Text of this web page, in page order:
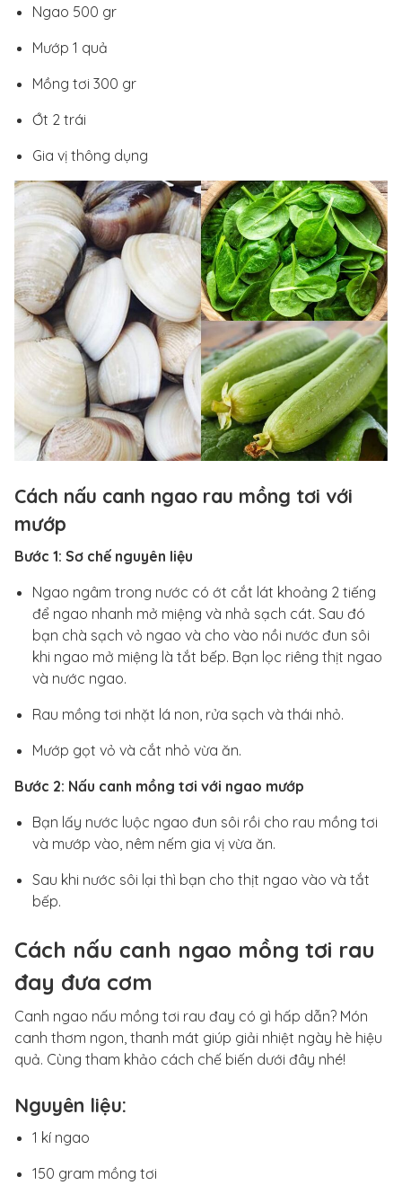
Ngao 500 gr
Mướp 1 quả
Mồng tơi 300 gr
Ớt 2 trái
Gia vị thông dụng
Cách nấu canh ngao rau mồng tơi với
mướp
Bước 1: Sơ chế nguyên liệu
Ngao ngâm trong nước có ớt cắt lát khoảng 2 tiếng
để ngao nhanh mở miệng và nhả sạch cát. Sau đó
bạn chà sạch vỏ ngao và cho vào nồi nước đun sôi
khi ngao mở miệng là tắt bếp. Bạn lọc riêng thịt ngao
và nước ngao.
Rau mồng tơi nhặt lá non, rửa sạch và thái nhỏ.
Mướp gọt vỏ và cắt nhỏ vừa ăn.
Bước 2: Nấu canh mồng tơi với ngao mướp
Bạn lấy nước luộc ngao đun sôi rồi cho rau mồng tơi
và mướp vào, nêm nếm gia vị vừa ăn.
Sau khi nước sôi lại thì bạn cho thịt ngao vào và tắt
bếp.
Cách nấu canh ngao mồng tơi rau
đay đưa cơm
Canh ngao nấu mồng tơi rau đay có gì hấp dẫn? Món
canh thơm ngon, thanh mát giúp giải nhiệt ngày hè hiệu
quả. Cùng tham khảo cách chế biến dưới đây nhé!
Nguyên liệu:
1 kí ngao
150 gram mồng tơi